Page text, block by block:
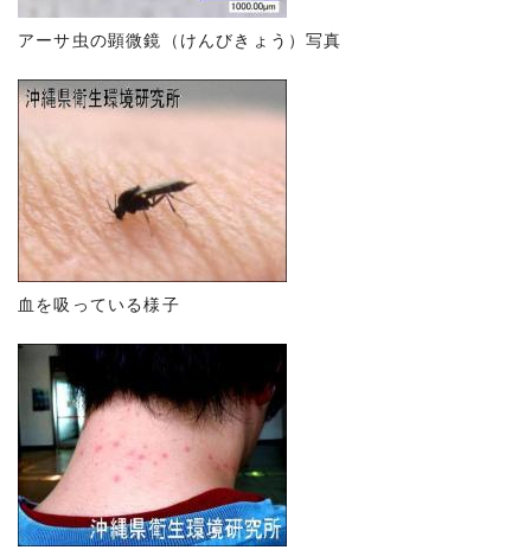
アーサ虫の顕微鏡（けんびきょう）写真
血を吸っている様子